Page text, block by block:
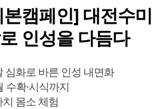
캠페인] 대전수미
인성을 다듬다
심화로 바른 인성 내면화
수확·시식까지
몸소 체험